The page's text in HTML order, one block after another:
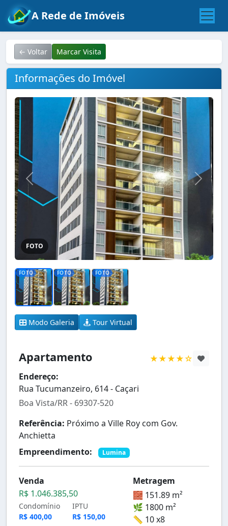
A Rede de Imóveis
← Voltar Marcar Visita
Informações do Imóvel
FOTO
FOTO FOTO FOTO
Modo Galeria Tour Virtual
Apartamento
★★★★☆
Endereço:
Rua Tucumanzeiro, 614 - Caçari
Boa Vista/RR - 69307-520
Referência: Próximo a Ville Roy com Gov.
Anchietta
Empreendimento:
Lumina
Venda
R$ 1.046.385,50
Condomínio
R$ 400,00
IPTU
R$ 150,00
Metragem
🧱 151.89 m²
🌿 1800 m²
📏 10 x8